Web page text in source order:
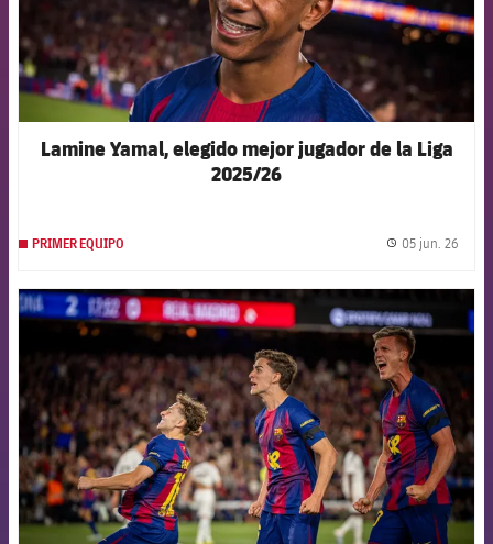
Lamine Yamal, elegido mejor jugador de la Liga
2025/26
PRIMER EQUIPO 05 jun. 26
FCB Barcelona badge